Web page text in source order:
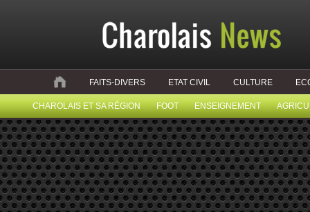
FAITS-DIVERS ETAT CIVIL CULTURE
CHAROLAIS ET SA RÉGION FOOT ENSEIGNEMENT